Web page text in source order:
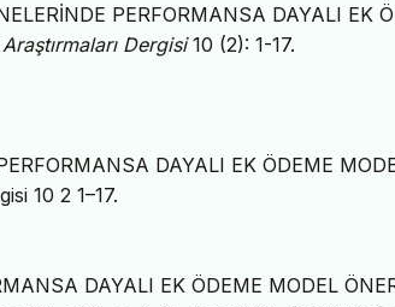
PERFORMANSA DAYALI EK
Dergisi10 (2): 1-17.
DAYALI EK ÖDEME
10 2 1–17.
DAYALI EK ÖDEME MODEL